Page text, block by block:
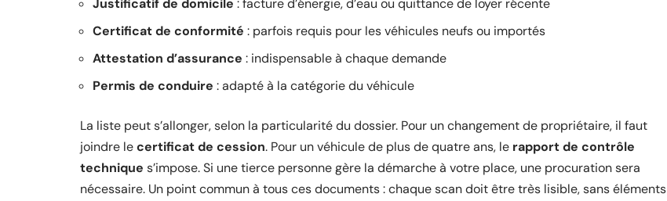
Justificatif de domicile : facture d’énergie, d’eau ou quittance de loyer récente
Certificat de conformité : parfois requis pour les véhicules neufs ou importés
Attestation d’assurance : indispensable à chaque demande
Permis de conduire : adapté à la catégorie du véhicule
La liste peut s’allonger, selon la particularité du dossier. Pour un changement de propriétaire, il faut
joindre lecertificat de cession. Pour un véhicule de plus de quatre ans, le rapport de contrôle
technique s’impose. Si une tierce personne gère la démarche à votre place, une procuration sera
nécessaire. Un point commun à tous ces documents : chaque scan doit être très lisible, sans éléments